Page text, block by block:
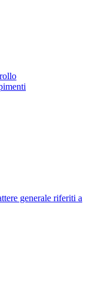
generale riferiti a